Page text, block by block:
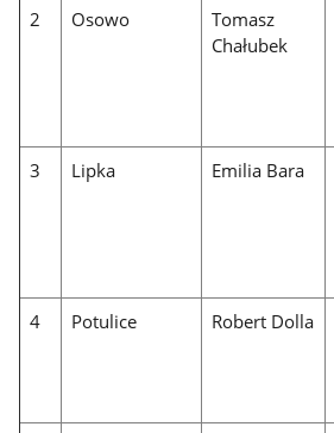
2 Osowo
Tomasz
Chałubek
3 Lipka Emilia Bara
4 Potulice Robert Dolla